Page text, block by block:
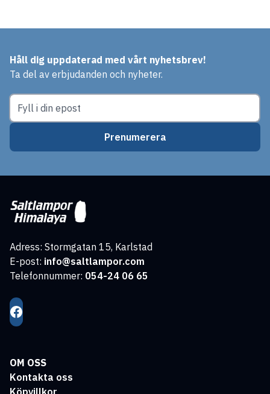
Håll dig uppdaterad med vårt nyhetsbrev!
Ta del av erbjudanden och nyheter.
Prenumerera
Adress: Stormgatan 15, Karlstad
E-post: info@saltlampor.com
Telefonnummer: 054-24 06 65
OM OSS
Kontakta oss
Köpvillkor